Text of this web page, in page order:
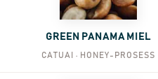
GREEN PANAMA MIEL
CATUAI · HONEY-PROSESS